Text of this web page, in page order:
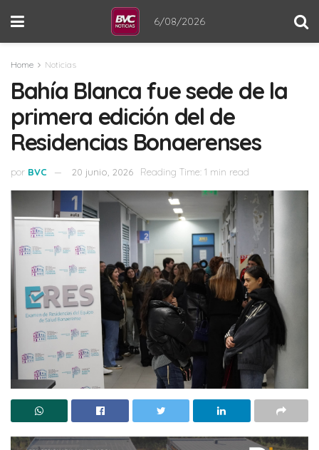
6/08/2026
Home Noticias
Bahía Blanca fue sede de la
primera edición del de
Residencias Bonaerenses
por BVC 20 junio, 2026 Reading Time: 1 min read